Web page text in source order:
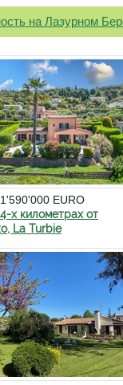
на Лазурном
1'590'000 EURO
х километрах от
La Turbie